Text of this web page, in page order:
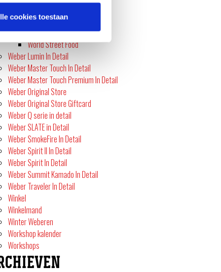
cookies toestaan
Vis Special
Winter Workshop
World Street Food
Weber Lumin In Detail
Weber Master Touch In Detail
Weber Master Touch Premium In Detail
Weber Original Store
Weber Original Store Giftcard
Weber Q serie in detail
Weber SLATE in Detail
Weber SmokeFire In Detail
Weber Spirit II In Detail
Weber Spirit In Detail
Weber Summit Kamado In Detail
Weber Traveler In Detail
Winkel
Winkelmand
Winter Weberen
Workshop kalender
Workshops